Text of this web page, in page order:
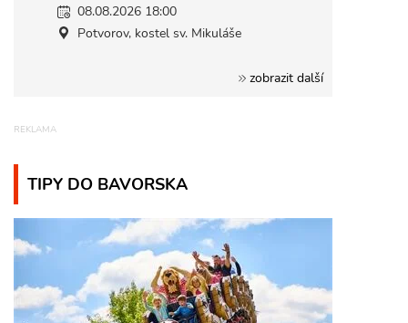
08.08.2026 18:00
Potvorov, kostel sv. Mikuláše
zobrazit další
TIPY DO BAVORSKA